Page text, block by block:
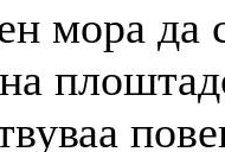
мора да